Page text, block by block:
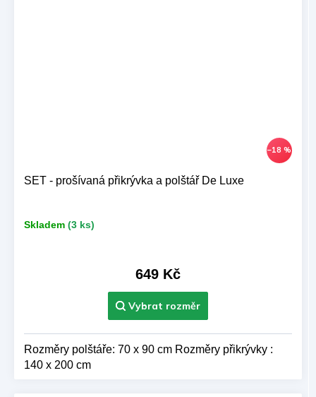
–18 %
SET - prošívaná přikrývka a polštář De Luxe
Skladem (3 ks)
649 Kč
Rozměry polštáře: 70 x 90 cm Rozměry přikrývky :
140 x 200 cm